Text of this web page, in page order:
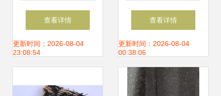
性能耐火保温材料
的创新应用
查看详情
更新时间：2026-08-04
23:08:54
聚乙烯盖土网 环保
防尘覆盖网的优质
选择
查看详情
更新时间：2026-08-04
00:38:06